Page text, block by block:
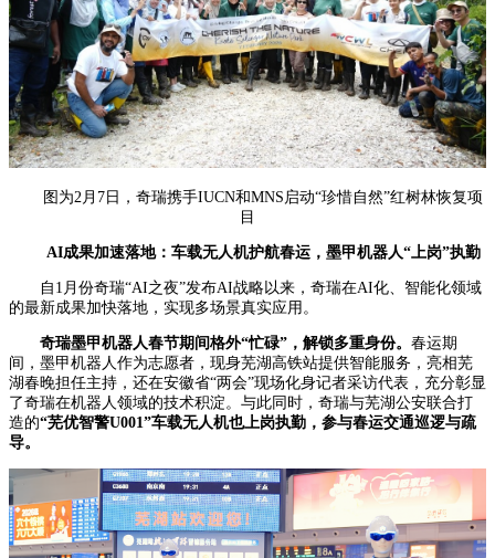
图为2月7日，奇瑞携手IUCN和MNS启动“珍惜自然”红树林恢复项
目
AI成果加速落地：车载无人机护航春运，墨甲机器人“上岗”执勤
自1月份奇瑞“AI之夜”发布AI战略以来，奇瑞在AI化、智能化领域
的最新成果加快落地，实现多场景真实应用。
奇瑞墨甲机器人春节期间格外“忙碌”，解锁多重身份。 春运期
间，墨甲机器人作为志愿者，现身芜湖高铁站提供智能服务，亮相芜
湖春晚担任主持，还在安徽省“两会”现场化身记者采访代表，充分彰显
了奇瑞在机器人领域的技术积淀。与此同时，奇瑞与芜湖公安联合打
造的“芜优智警U001”车载无人机也上岗执勤，参与春运交通巡逻与疏
导。